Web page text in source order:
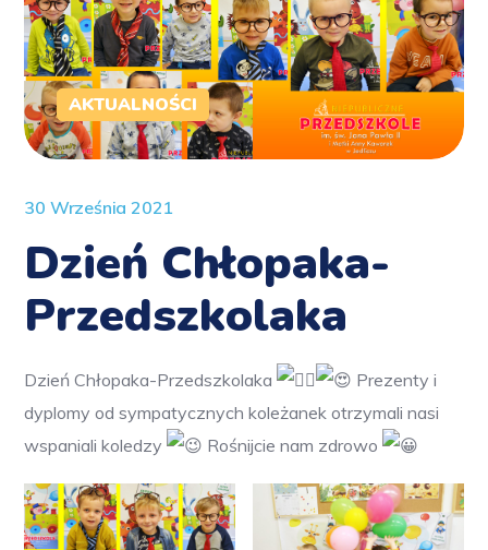
AKTUALNOŚCI
30 Września 2021
Dzień Chłopaka-
Przedszkolaka
Dzień Chłopaka-Przedszkolaka
Prezenty i
dyplomy od sympatycznych koleżanek otrzymali nasi
wspaniali koledzy
Rośnijcie nam zdrowo